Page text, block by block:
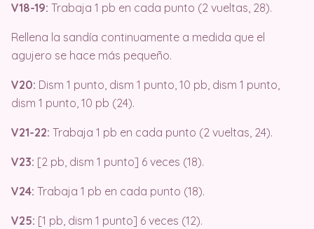
V18-19: Trabaja 1 pb en cada punto (2 vueltas, 28).
Rellena la sandía continuamente a medida que el
agujero se hace más pequeño.
V20: Dism 1 punto, dism 1 punto, 10 pb, dism 1 punto,
dism 1 punto, 10 pb (24).
V21-22: Trabaja 1 pb en cada punto (2 vueltas, 24).
V23: [2 pb, dism 1 punto] 6 veces (18).
V24: Trabaja 1 pb en cada punto (18).
V25: [1 pb, dism 1 punto] 6 veces (12).